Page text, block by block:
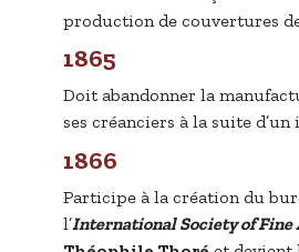
production de couvertures
1865
Doit abandonner la
ses créanciers à la suite d’un
1866
Participe à la création du
l’International Society of Fine